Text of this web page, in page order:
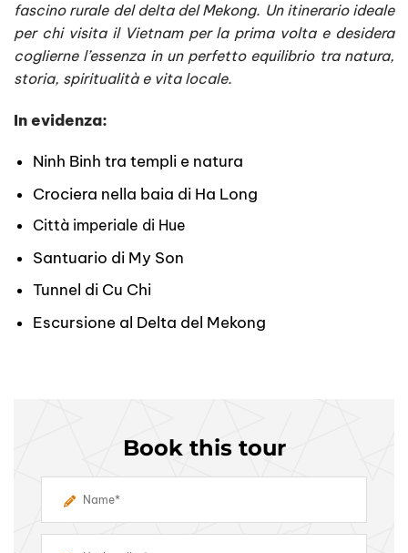
fascino rurale del delta del Mekong. Un itinerario ideale
per chi visita il Vietnam per la prima volta e desidera
coglierne l’essenza in un perfetto equilibrio tra natura,
storia, spiritualità e vita locale.
In evidenza:
Ninh Binh tra templi e natura
Crociera nella baia di Ha Long
Città imperiale di Hue
Santuario di My Son
Tunnel di Cu Chi
Escursione al Delta del Mekong
Book this tour